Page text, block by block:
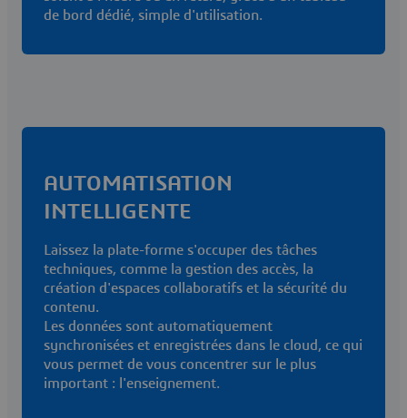
de bord dédié, simple d'utilisation.
AUTOMATISATION
INTELLIGENTE
Laissez la plate-forme s'occuper des tâches
techniques, comme la gestion des accès, la
création d'espaces collaboratifs et la sécurité du
contenu.
Les données sont automatiquement
synchronisées et enregistrées dans le cloud, ce qui
vous permet de vous concentrer sur le plus
important : l'enseignement.